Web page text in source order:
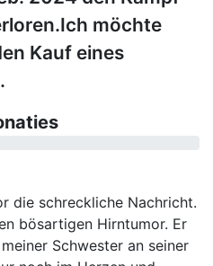
möchte
Kauf eines
die schreckliche Nachricht.
bösartigen Hirntumor. Er
Schwester an seiner